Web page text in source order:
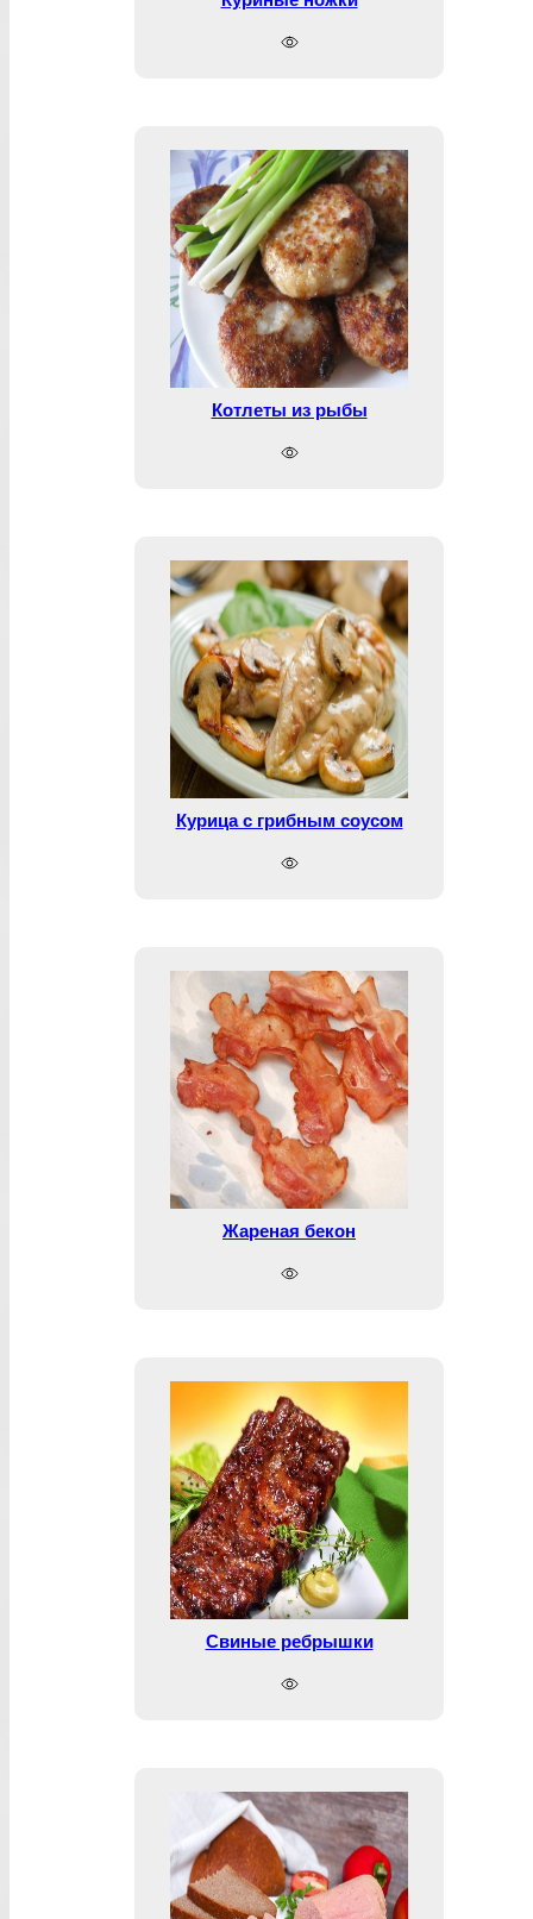
Котлеты из рыбы
Курица с грибным соусом
Жареная бекон
Свиные ребрышки